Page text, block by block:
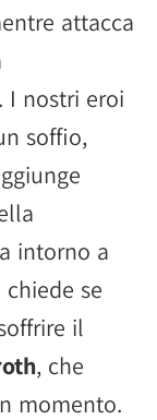
attacca
I nostri eroi
soffio,
intorno a
se
il
, che
momento.